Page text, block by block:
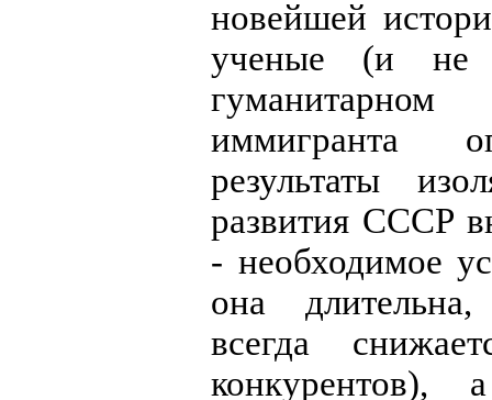
новейшей
ученые (и не
иммигранта
результаты
развития СССР
- необходимое
она длительна,
всегда